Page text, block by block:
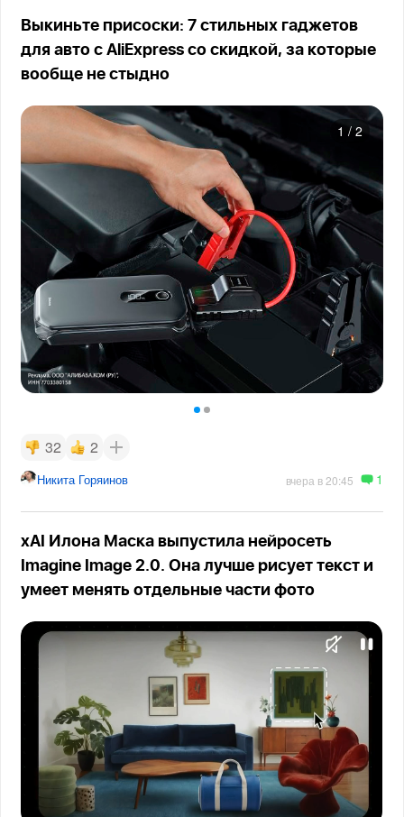
Выкиньте присоски: 7 стильных гаджетов
для авто с AliExpress со скидкой, за которые
вообще не стыдно
1 / 2
32 2
Никита Горяинов вчера в 20:45 1
xAI Илона Маска выпустила нейросеть
Imagine Image 2.0. Она лучше рисует текст и
умеет менять отдельные части фото